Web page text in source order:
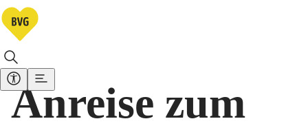
Anreise zum